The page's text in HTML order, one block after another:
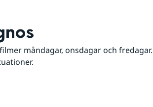
måndagar, onsdagar och